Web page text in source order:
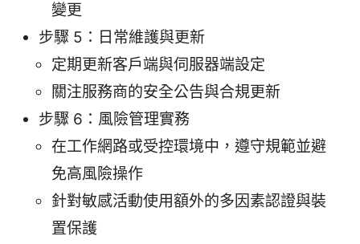
變更
步驟 5：日常維護與更新
定期更新客戶端與伺服器端設定
關注服務商的安全公告與合規更新
步驟 6：風險管理實務
在工作網路或受控環境中，遵守規範並避
免高風險操作
針對敏感活動使用額外的多因素認證與裝
置保護